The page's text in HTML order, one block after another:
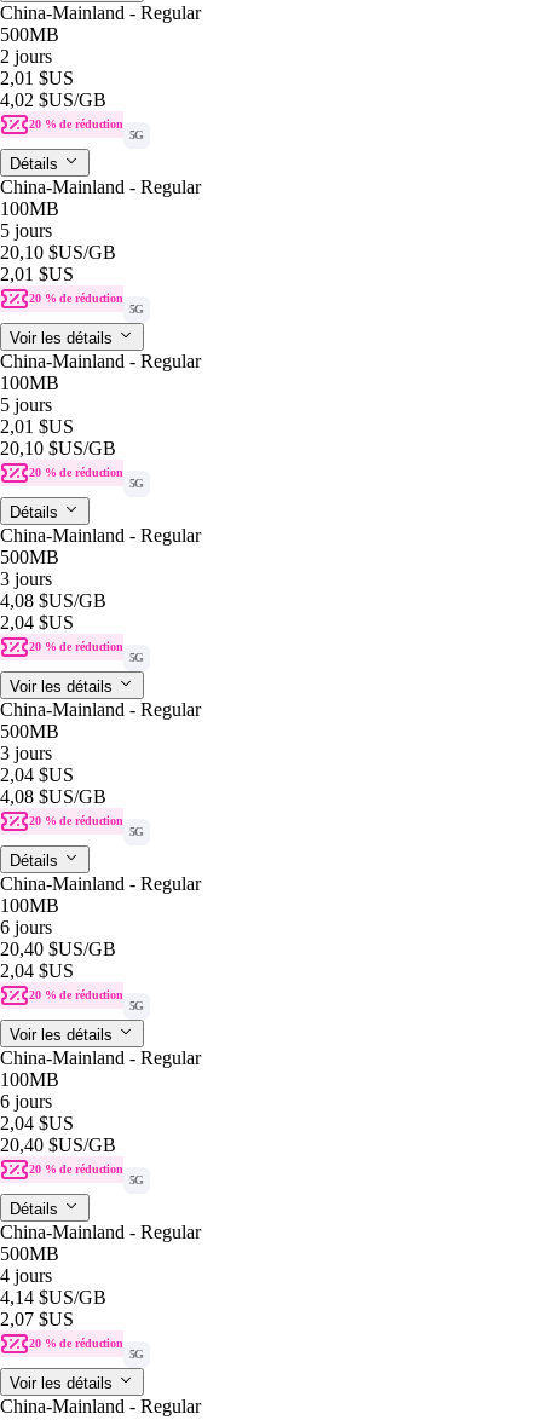
China-Mainland - Regular
500MB
2 jours
2,01 $US
4,02 $US/GB
20 % de réduction
5G
Détails
China-Mainland - Regular
100MB
5 jours
20,10 $US/GB
2,01 $US
20 % de réduction
5G
Voir les détails
China-Mainland - Regular
100MB
5 jours
2,01 $US
20,10 $US/GB
20 % de réduction
5G
Détails
China-Mainland - Regular
500MB
3 jours
4,08 $US/GB
2,04 $US
20 % de réduction
5G
Voir les détails
China-Mainland - Regular
500MB
3 jours
2,04 $US
4,08 $US/GB
20 % de réduction
5G
Détails
China-Mainland - Regular
100MB
6 jours
20,40 $US/GB
2,04 $US
20 % de réduction
5G
Voir les détails
China-Mainland - Regular
100MB
6 jours
2,04 $US
20,40 $US/GB
20 % de réduction
5G
Détails
China-Mainland - Regular
500MB
4 jours
4,14 $US/GB
2,07 $US
20 % de réduction
5G
Voir les détails
China-Mainland - Regular